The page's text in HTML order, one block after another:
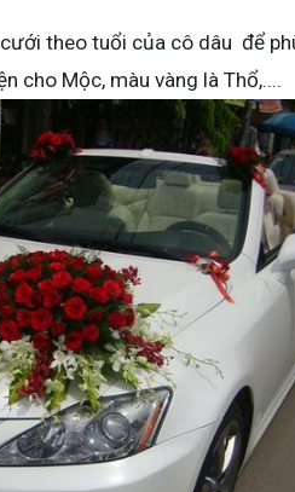
theo tuổi của cô dâu để
cho Mộc, màu vàng là Thổ,....